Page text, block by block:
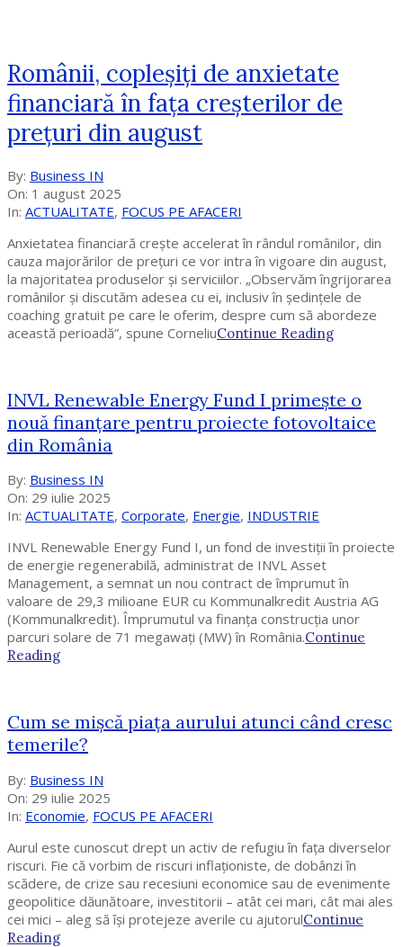
Românii, copleșiți de anxietate
financiară în fața creșterilor de
prețuri din august
2025-
08-
01
By: Business IN
On: 1 august 2025
In: ACTUALITATE, FOCUS PE AFACERI
Anxietatea financiară crește accelerat în rândul românilor, din
cauza majorărilor de prețuri ce vor intra în vigoare din august,
la majoritatea produselor și serviciilor. „Observăm îngrijorarea
românilor și discutăm adesea cu ei, inclusiv în ședințele de
coaching gratuit pe care le oferim, despre cum să abordeze
această perioadă”, spune CorneliuContinue Reading
INVL Renewable Energy Fund I primește o
nouă finanțare pentru proiecte fotovoltaice
din România
2025-
07-
29
By: Business IN
On: 29 iulie 2025
In: ACTUALITATE, Corporate, Energie, INDUSTRIE
INVL Renewable Energy Fund I, un fond de investiții în proiecte
de energie regenerabilă, administrat de INVL Asset
Management, a semnat un nou contract de împrumut în
valoare de 29,3 milioane EUR cu Kommunalkredit Austria AG
(Kommunalkredit). Împrumutul va finanța construcția unor
parcuri solare de 71 megawați (MW) în România.Continue
Reading
Cum se mișcă piața aurului atunci când cresc
temerile?
2025-
07-
29
By: Business IN
On: 29 iulie 2025
In: Economie, FOCUS PE AFACERI
Aurul este cunoscut drept un activ de refugiu în fața diverselor
riscuri. Fie că vorbim de riscuri inflaționiste, de dobânzi în
scădere, de crize sau recesiuni economice sau de evenimente
geopolitice dăunătoare, investitorii – atât cei mari, cât mai ales
cei mici – aleg să își protejeze averile cu ajutorulContinue
Reading